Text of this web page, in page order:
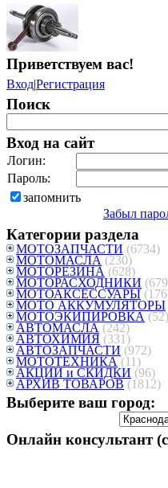
Приветствуем вас!
Вход|Регистрация
Поиск
Вход на сайт
Логин:
Пароль:
запомнить
Забыл
Категории раздела
МОТОЗАПЧАСТИ (6734)
МОТОМАСЛА (230)
МОТОРЕЗИНА (628)
МОТОРАСХОДНИКИ
МОТОАКСЕССУАРЫ
МОТО АККУМУЛЯТОРЫ
МОТОЭКИПИРОВКА (52)
АВТОМАСЛА (242)
АВТОХИМИЯ (331)
АВТОЗАПЧАСТИ (972)
МОТОТЕХНИКА (11)
АКЦИИ и СКИДКИ (96)
АРХИВ ТОВАРОВ (1812)
Выберите ваш город:
Онлайн консультант